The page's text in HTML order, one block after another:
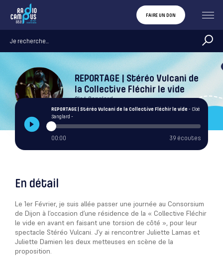
FAIRE UN DON
REPORTAGE | Stéréo Vulcani de
la Collective Fléchir le vide
Cloé Sanglard
REPORTAGE | Stéréo Vulcani de la Collective Fléchir le vide - Cloé
Sanglard -
00:00 39 écoutes
En détail
Le 1er Février, je suis allée passer une journée au Consorsium
de Dijon à l’occasion d’une résidence de la « Collective Fléchir
le vide en avant en faisant une torsion de côté », pour leur
spectacle Stéréo Vulcani. J’y ai rencontrer Juliette Lamas et
Juliette Damien les deux metteuses en scène de la
proposition.